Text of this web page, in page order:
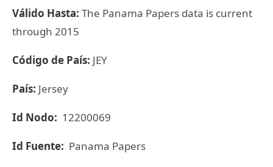
Válido Hasta: The Panama Papers data is current
through 2015
Código de País: JEY
País: Jersey
Id Nodo: 12200069
Id Fuente: Panama Papers